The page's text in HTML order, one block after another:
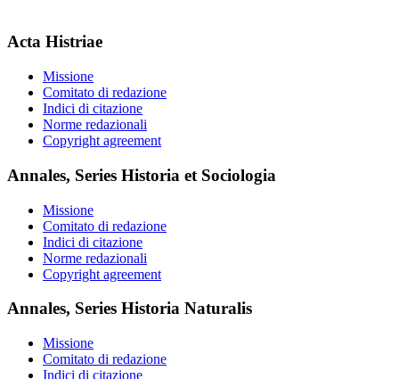
Acta Histriae
Missione
Comitato di redazione
Indici di citazione
Norme redazionali
Copyright agreement
Annales, Series Historia et Sociologia
Missione
Comitato di redazione
Indici di citazione
Norme redazionali
Copyright agreement
Annales, Series Historia Naturalis
Missione
Comitato di redazione
Indici di citazione